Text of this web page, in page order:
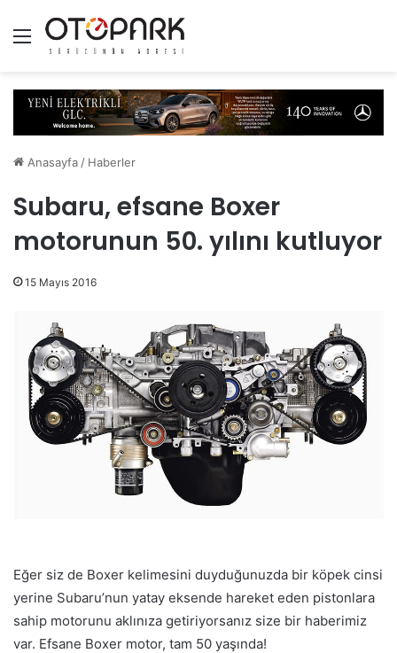
Menü
Anasayfa / Haberler
Subaru, efsane Boxer
motorunun 50. yılını kutluyor
15 Mayıs 2016
Eğer siz de Boxer kelimesini duyduğunuzda bir köpek cinsi
yerine Subaru’nun yatay eksende hareket eden pistonlara
sahip motorunu aklınıza getiriyorsanız size bir haberimiz
var. Efsane Boxer motor, tam 50 yaşında!